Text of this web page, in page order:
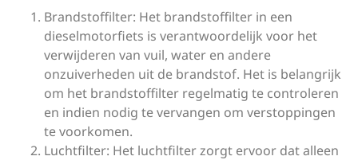
Brandstoffilter: Het brandstoffilter in een
dieselmotorfiets is verantwoordelijk voor het
verwijderen van vuil, water en andere
onzuiverheden uit de brandstof. Het is belangrijk
om het brandstoffilter regelmatig te controleren
en indien nodig te vervangen om verstoppingen
te voorkomen.
Luchtfilter: Het luchtfilter zorgt ervoor dat alleen